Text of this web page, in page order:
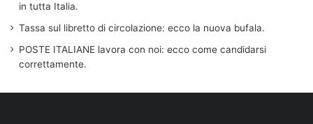
in tutta Italia.
Tassa sul libretto di circolazione: ecco la nuova bufala.
POSTE ITALIANE lavora con noi: ecco come candidarsi
correttamente.